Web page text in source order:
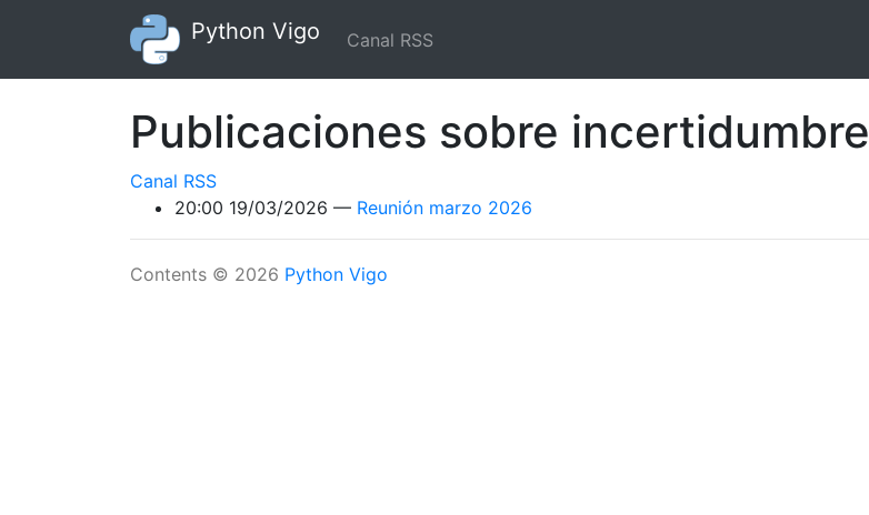
Ir al contenido principal
Python Vigo Canal RSS
Publicaciones sobre incertidumbre
Canal RSS
20:00 19/03/2026
Reunión marzo 2026
Contents © 2026 Python Vigo